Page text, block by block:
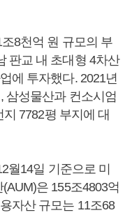
8천억 원 규모의 부
판교 내 초대형 4차산
에 투자했다. 2021년
삼성물산과 컨소시엄
7782평 부지에 대
월14일 기준으로 미
은 155조4803억
자산 규모는 11조68